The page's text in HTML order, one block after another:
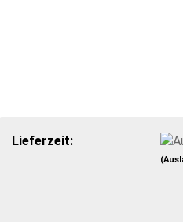
Lieferzeit: